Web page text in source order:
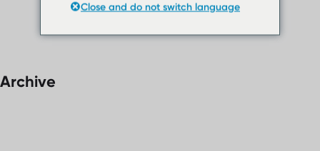
Kontakt
Über uns
Archive
Close and do not switch language